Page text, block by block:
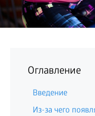
Оглавление
Введение
Из-за чего